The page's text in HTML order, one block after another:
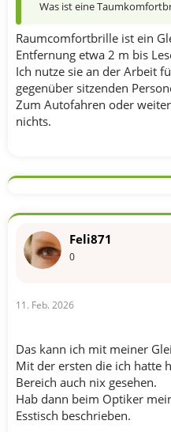
Was ist eine
Raumcomfortbrille ist ein
Entfernung etwa 2 m bis
Ich nutze sie an der Arbeit
gegenüber sitzenden
Zum Autofahren oder
nichts.
Feli871
0
11. Feb. 2026
Das kann ich mit meiner
Mit der ersten die ich hatte
Bereich auch nix gesehen.
Hab dann beim Optiker
Esstisch beschrieben.